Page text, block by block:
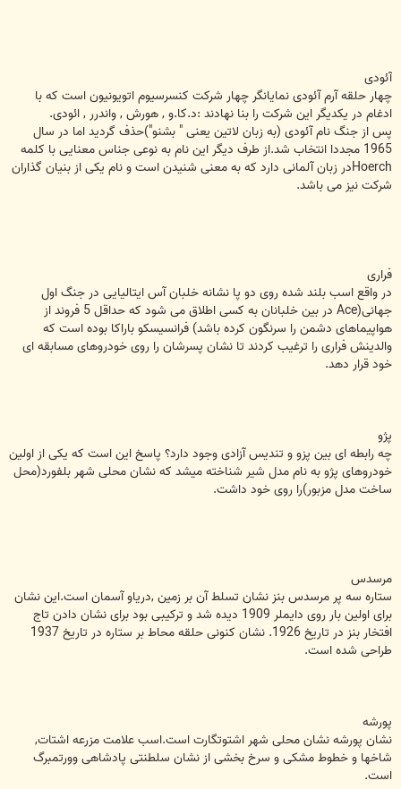
آئودی
چهار حلقه آرم آئودی نمایانگر چهار شرکت کنسرسیوم اتویونیون است که با
ادغام در یکدیگر این شرکت را بنا نهادند :د.کا.و , هورش , واندرر , ائودی.
پس از جنگ نام آئودی (به زبان لاتین یعنی " بشنو")حذف گردید اما در سال
1965 مجددا انتخاب شد.از طرف دیگر این نام به نوعی جناس معنایی با کلمه
Hoerchدر زبان آلمانی دارد که به معنی شنیدن است و نام یکی از بنیان گذاران
شرکت نیز می باشد.
فراری
در واقع اسب بلند شده روی دو پا نشانه خلبان آس ایتالیایی در جنگ اول
جهانی(Ace در بین خلبانان به کسی اطلاق می شود که حداقل 5 فروند از
هواپیماهای دشمن را سرنگون کرده باشد) فرانسیسکو باراکا بوده است که
والدینش فراری را ترغیب کردند تا نشان پسرشان را روی خودروهای مسابقه ای
خود قرار دهد.
پژو
چه رابطه ای بین پزو و تندیس آزادی وجود دارد؟ پاسخ این است که یکی از اولین
خودروهای پژو به نام مدل شیر شناخته میشد که نشان محلی شهر بلفورد(محل
ساخت مدل مزبور)را روی خود داشت.
مرسدس
ستاره سه پر مرسدس بنز نشان تسلط آن بر زمین ,دریاو آسمان است.این نشان
برای اولین بار روی دایملر 1909 دیده شد و ترکیبی بود برای نشان دادن تاج
افتخار بنز در تاریخ 1926. نشان کنونی حلقه محاط بر ستاره در تاریخ 1937
طراحی شده است.
پورشه
نشان پورشه نشان محلی شهر اشتوتگارت است.اسب علامت مزرعه اشتات,
شاخها و خطوط مشکی و سرخ بخشی از نشان سلطنتی پادشاهی وورتمبرگ
است.